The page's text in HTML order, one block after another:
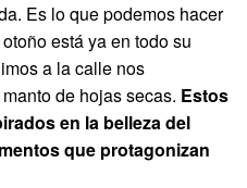
Es lo que podemos hacer
está ya en todo su
a la calle nos
de hojas secas. Estos
en la belleza del
que protagonizan